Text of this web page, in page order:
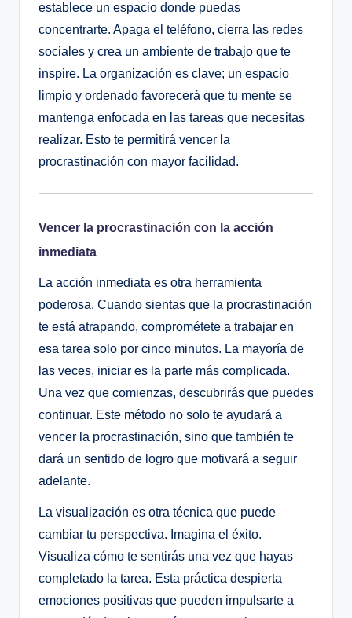
establece un espacio donde puedas
concentrarte. Apaga el teléfono, cierra las redes
sociales y crea un ambiente de trabajo que te
inspire. La organización es clave; un espacio
limpio y ordenado favorecerá que tu mente se
mantenga enfocada en las tareas que necesitas
realizar. Esto te permitirá vencer la
procrastinación con mayor facilidad.
Vencer la procrastinación con la acción
inmediata
La acción inmediata es otra herramienta
poderosa. Cuando sientas que la procrastinación
te está atrapando, comprométete a trabajar en
esa tarea solo por cinco minutos. La mayoría de
las veces, iniciar es la parte más complicada.
Una vez que comienzas, descubrirás que puedes
continuar. Este método no solo te ayudará a
vencer la procrastinación, sino que también te
dará un sentido de logro que motivará a seguir
adelante.
La visualización es otra técnica que puede
cambiar tu perspectiva. Imagina el éxito.
Visualiza cómo te sentirás una vez que hayas
completado la tarea. Esta práctica despierta
emociones positivas que pueden impulsarte a